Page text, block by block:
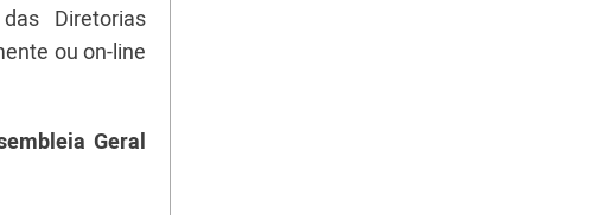
Diretorias
ou on-line
Geral